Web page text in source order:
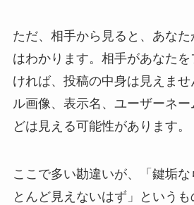
ただ、相手から見ると、あなた
はわかります。相手があなた
ければ、投稿の中身は見えま
ル画像、表示名、ユーザーネ
どは見える可能性があります。
ここで多い勘違いが、「鍵垢
とんど見えないはず」という